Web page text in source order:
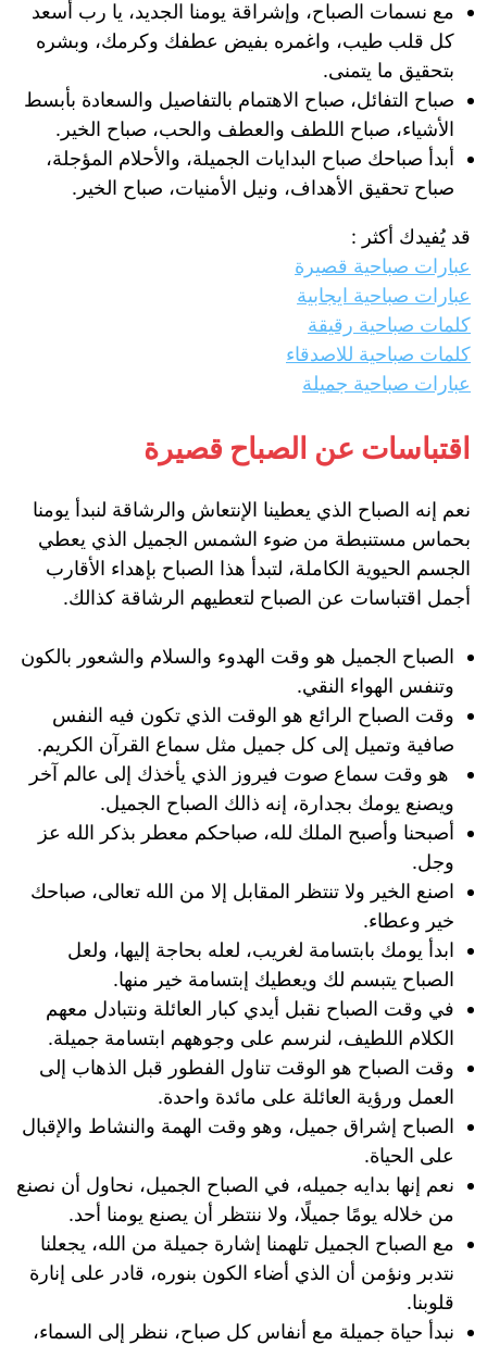
مع نسمات الصباح، وإشراقة يومنا الجديد، يا رب أسعد
كل قلب طيب، واغمره بفيض عطفك وكرمك، وبشره
بتحقيق ما يتمنى.
صباح التفائل، صباح الاهتمام بالتفاصيل والسعادة بأبسط
الأشياء، صباح اللطف والعطف والحب، صباح الخير.
أبدأ صباحك صباح البدايات الجميلة، والأحلام المؤجلة،
صباح تحقيق الأهداف، ونيل الأمنيات، صباح الخير.
قد يُفيدك أكثر :
عبارات صباحية قصيرة
عبارات صباحية ايجابية
كلمات صباحية رقيقة
كلمات صباحية للاصدقاء
عبارات صباحية جميلة
اقتباسات عن الصباح قصيرة
نعم إنه الصباح الذي يعطينا الإنتعاش والرشاقة لنبدأ يومنا
بحماس مستنبطة من ضوء الشمس الجميل الذي يعطي
الجسم الحيوية الكاملة، لتبدأ هذا الصباح بإهداء الأقارب
أجمل اقتباسات عن الصباح لتعطيهم الرشاقة كذالك.
الصباح الجميل هو وقت الهدوء والسلام والشعور بالكون
وتنفس الهواء النقي.
وقت الصباح الرائع هو الوقت الذي تكون فيه النفس
صافية وتميل إلى كل جميل مثل سماع القرآن الكريم.
هو وقت سماع صوت فيروز الذي يأخذك إلى عالم آخر
ويصنع يومك بجدارة، إنه ذالك الصباح الجميل.
أصبحنا وأصبح الملك لله، صباحكم معطر بذكر الله عز
وجل.
اصنع الخير ولا تنتظر المقابل إلا من الله تعالى، صباحك
خير وعطاء.
ابدأ يومك بابتسامة لغريب، لعله بحاجة إليها، ولعل
الصباح يتبسم لك ويعطيك إبتسامة خير منها.
في وقت الصباح نقبل أيدي كبار العائلة ونتبادل معهم
الكلام اللطيف، لنرسم على وجوههم ابتسامة جميلة.
وقت الصباح هو الوقت تناول الفطور قبل الذهاب إلى
العمل ورؤية العائلة على مائدة واحدة.
الصباح إشراق جميل، وهو وقت الهمة والنشاط والإقبال
على الحياة.
نعم إنها بدايه جميله، في الصباح الجميل، نحاول أن نصنع
من خلاله يومًا جميلًا، ولا ننتظر أن يصنع يومنا أحد.
مع الصباح الجميل تلهمنا إشارة جميلة من الله، يجعلنا
نتدبر ونؤمن أن الذي أضاء الكون بنوره، قادر على إنارة
قلوبنا.
نبدأ حياة جميلة مع أنفاس كل صباح، ننظر إلى السماء،